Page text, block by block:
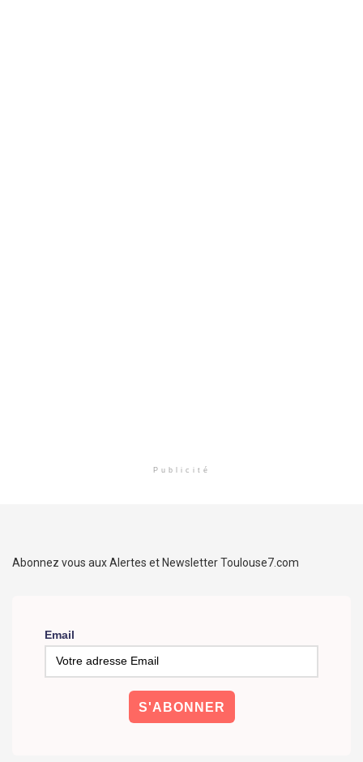
Publicité
Abonnez vous aux Alertes et Newsletter Toulouse7.com
Email